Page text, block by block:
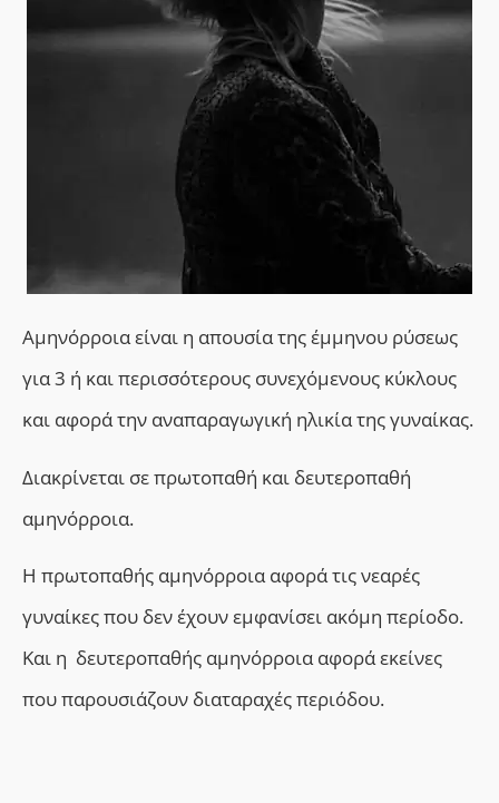
Αμηνόρροια είναι η απουσία της έμμηνου ρύσεως
για 3 ή και περισσότερους συνεχόμενους κύκλους
και αφορά την αναπαραγωγική ηλικία της γυναίκας.
Διακρίνεται σεπρωτοπαθή και δευτεροπαθή
αμηνόρροια.
Η πρωτοπαθής αμηνόρροια αφορά τις νεαρές
γυναίκες που δεν έχουν εμφανίσει ακόμη περίοδο.
Και η δευτεροπαθής αμηνόρροια αφορά εκείνες
πουπαρουσιάζουν διαταραχές περιόδου.